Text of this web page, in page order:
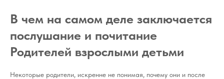
В чем на самом деле заключается
послушание и почитание
Родителей взрослыми детьми
Некоторые родители, искренне не понимая, почему они и после